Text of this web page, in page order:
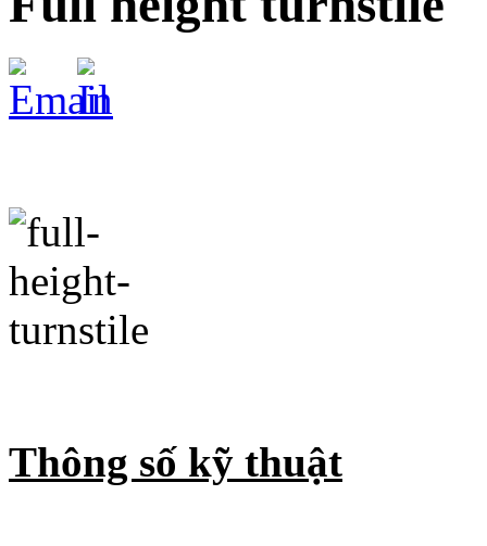
Thông số kỹ thuật